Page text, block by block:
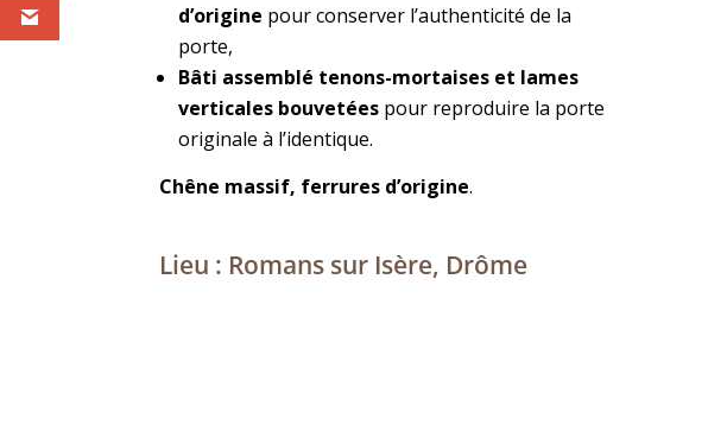
d’origine pour conserver l’authenticité de la
porte,
Bâti assemblé tenons-mortaises et lames
verticales bouvetées pour reproduire la porte
originale à l’identique.
Chêne massif, ferrures d’origine.
Lieu : Romans sur Isère, Drôme